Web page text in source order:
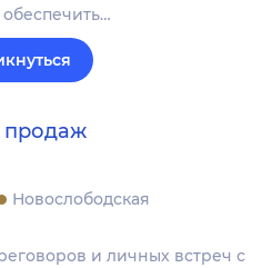
продаж
Новослободская
и личных встреч с